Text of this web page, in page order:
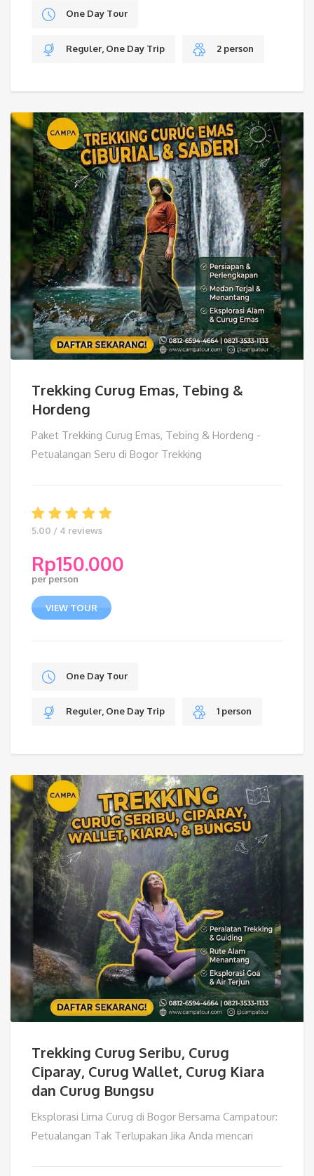
One Day Tour
Reguler, One Day Trip 2 person
Trekking Curug Emas, Tebing &
Hordeng
Paket Trekking Curug Emas, Tebing & Hordeng -
Petualangan Seru di Bogor Trekking
5.00 / 4 reviews
Rp150.000
per person
VIEW TOUR
One Day Tour
Reguler, One Day Trip 1 person
Trekking Curug Seribu, Curug
Ciparay, Curug Wallet, Curug Kiara
dan Curug Bungsu
Eksplorasi Lima Curug di Bogor Bersama Campatour:
Petualangan Tak Terlupakan Jika Anda mencari